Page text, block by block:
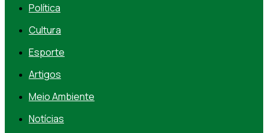
Política
Cultura
Esporte
Artigos
Meio Ambiente
Notícias